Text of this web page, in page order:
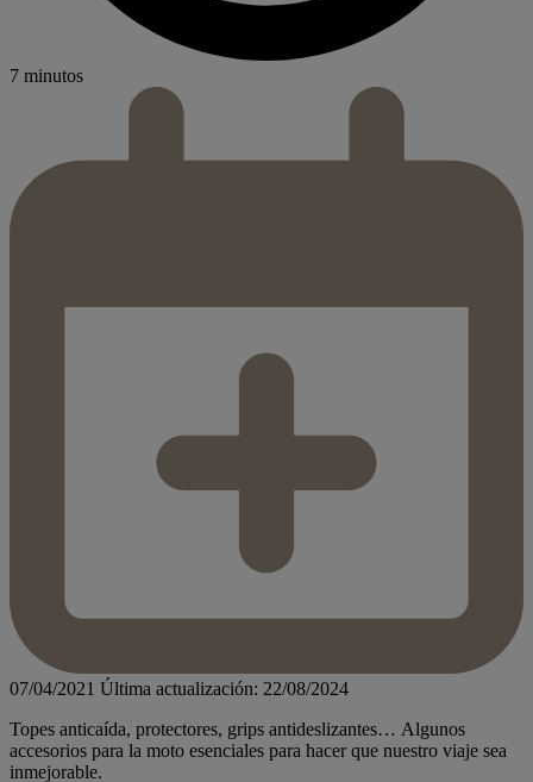
7 minutos
07/04/2021 Última actualización: 22/08/2024
Topes anticaída, protectores, grips antideslizantes… Algunos
accesorios para la moto esenciales para hacer que nuestro viaje sea
inmejorable.